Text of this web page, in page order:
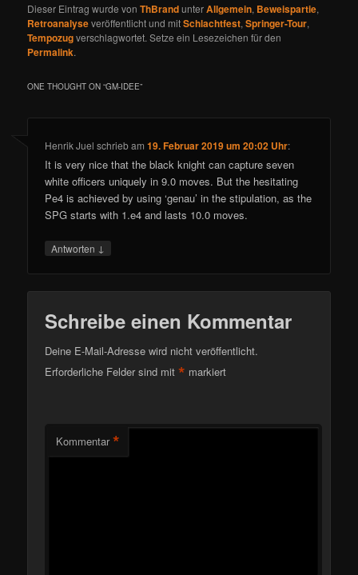
Dieser Eintrag wurde vonThBrandunterAllgemein, Beweispartie,
Retroanalyseveröffentlicht und mitSchlachtfest,Springer-Tour,
Tempozugverschlagwortet. Setze ein Lesezeichen für den
Permalink.
ONE THOUGHT ON “GM-IDEE”
Henrik Juel schriebam19. Februar 2019 um 20:02 Uhr:
It is very nice that the black knight can capture seven
white officers uniquely in 9.0 moves. But the hesitating
Pe4 is achieved by using ‘genau’ in the stipulation, as the
SPG starts with 1.e4 and lasts 10.0 moves.
Antworten ↓
Schreibe einen Kommentar
Deine E-Mail-Adresse wird nicht veröffentlicht.
Erforderliche Felder sind mit* markiert
Kommentar *